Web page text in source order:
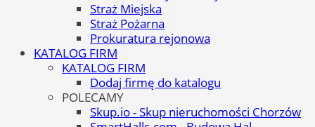
Straż Miejska
Straż Pożarna
Prokuratura rejonowa
KATALOG FIRM
KATALOG FIRM
Dodaj firmę do katalogu
POLECAMY
Skup.io - Skup nieruchomości Chorzów